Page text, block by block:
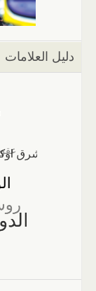
دليل العلامات